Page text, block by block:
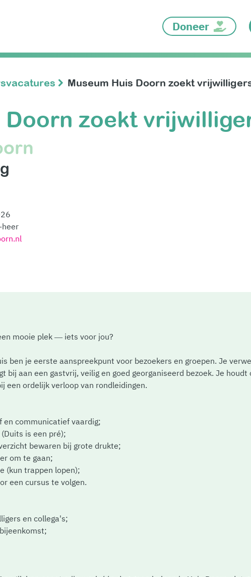
Doneer
Museum Huis Doorn zoekt
Doorn zoekt
heer
mooie plek — iets voor jou?
ben je eerste aanspreekpunt voor bezoekers en groepen. Je
aan een gastvrij, veilig en goed georganiseerd bezoek. Je houdt
een ordelijk verloop van rondleidingen.
en communicatief vaardig;
is een pré);
bewaren bij grote drukte;
om te gaan;
(kun trappen lopen);
een cursus te volgen.
en collega's;